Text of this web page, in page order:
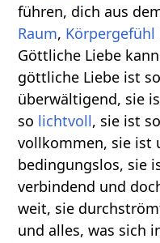
führen, dich aus
Raum, Körpergefühl
Göttliche Liebe
göttliche Liebe ist
überwältigend, sie
so lichtvoll, sie ist
vollkommen, sie ist
bedingungslos, sie
verbindend und
weit, sie
und alles, was sich